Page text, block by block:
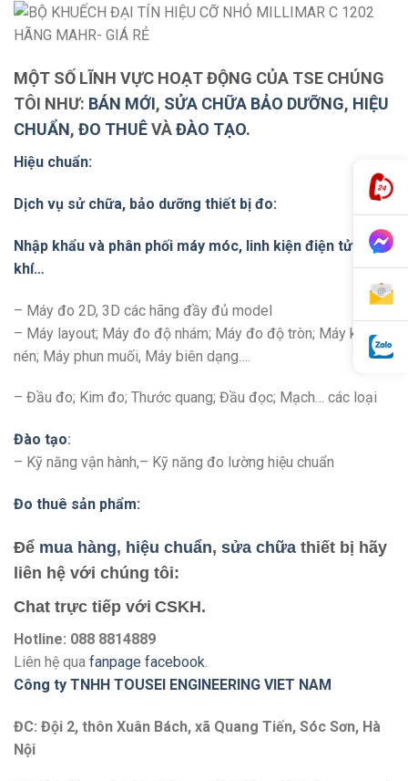
MỘT SỐ LĨNH VỰC HOẠT ĐỘNG CỦA TSE CHÚNG
TÔI NHƯ: BÁN MỚI, SỬA CHỮA BẢO DƯỠNG, HIỆU
CHUẨN, ĐO THUÊVÀĐÀO TẠO.
Hiệu chuẩn:
Dịch vụ sử chữa, bảo dưỡng thiết bị đo:
Nhập khẩu và phân phối máy móc, linh kiện điện tử cơ
khí…
– Máy đo 2D, 3D các hãng đầy đủ model
– Máy layout; Máy đo độ nhám; Máy đo độ tròn; Máy kéo
nén; Máy phun muối, Máy biên dạng….
– Đầu đo; Kim đo; Thước quang; Đầu đọc; Mạch… các loại
Đào tạo:
– Kỹ năng vận hành,– Kỹ năng đo lường hiệu chuẩn
Đo thuê sản phẩm:
Để mua hàng, hiệu chuẩn, sửa chữa thiết bị hãy
liên hệ với chúng tôi:
Chat trực tiếp với CSKH.
Hotline: 088 8814889
Liên hệ qua fanpage facebook
Công ty TNHH TOUSEI ENGINEERING VIET NAM
ĐC: Đội 2, thôn Xuân Bách, xã Quang Tiến, Sóc Sơn, Hà
Nội